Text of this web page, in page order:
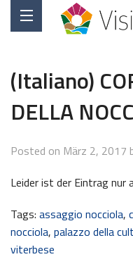
(Italiano)
DELLA
Posted on März 2, 2017
Leider ist der Eintrag nur
Tags: assaggio nocciola,
nocciola, palazzo della
viterbese